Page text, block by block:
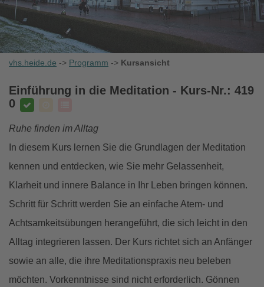
vhs.heide.de -> Programm -> Kursansicht
Einführung in die Meditation - Kurs-Nr.: 419
0
Ruhe finden im Alltag
In diesem Kurs lernen Sie die Grundlagen der Meditation
kennen und entdecken, wie Sie mehr Gelassenheit,
Klarheit und innere Balance in Ihr Leben bringen können.
Schritt für Schritt werden Sie an einfache Atem- und
Achtsamkeitsübungen herangeführt, die sich leicht in den
Alltag integrieren lassen. Der Kurs richtet sich an Anfänger
sowie an alle, die ihre Meditationspraxis neu beleben
möchten. Vorkenntnisse sind nicht erforderlich. Gönnen